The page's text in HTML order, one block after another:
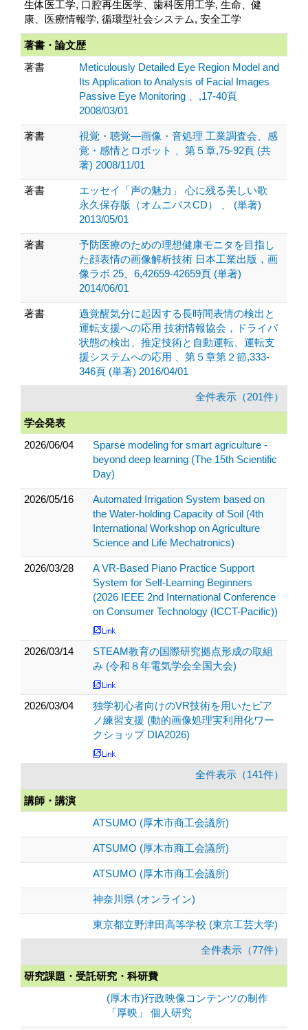
生体医工学, 口腔再生医学、歯科医用工学, 生命、健
康、医療情報学, 循環型社会システム, 安全工学
著書・論文歴
著書
Meticulously Detailed Eye Region Model and
Its Application to Analysis of Facial Images
Passive Eye Monitoring 、,17-40頁
2008/03/01
著書
視覚・聴覚—画像・音処理 工業調査会、感
覚・感情とロボット 、第５章,75-92頁 (共
著) 2008/11/01
著書
エッセイ「声の魅力」 心に残る美しい歌
永久保存版（オムニバスCD） 、 (単著)
2013/05/01
著書
予防医療のための理想健康モニタを目指し
た顔表情の画像解析技術 日本工業出版，画
像ラボ 25、6,42659-42659頁 (単著)
2014/06/01
著書
過覚醒気分に起因する長時間表情の検出と
運転支援への応用 技術情報協会，ドライバ
状態の検出、推定技術と自動運転、運転支
援システムへの応用 、第５章第２節,333-
346頁 (単著) 2016/04/01
全件表示（201件）
学会発表
2026/06/04
Sparse modeling for smart agriculture -
beyond deep learning (The 15th Scientific
Day)
2026/05/16
Automated Irrigation System based on
the Water-holding Capacity of Soil (4th
International Workshop on Agriculture
Science and Life Mechatronics)
2026/03/28
A VR-Based Piano Practice Support
System for Self-Learning Beginners
(2026 IEEE 2nd International Conference
on Consumer Technology (ICCT-Pacific))
2026/03/14
STEAM教育の国際研究拠点形成の取組
み (令和８年電気学会全国大会)
2026/03/04
独学初心者向けのVR技術を用いたピア
ノ練習支援 (動的画像処理実利用化ワー
クショップ DIA2026)
全件表示（141件）
講師・講演
ATSUMO (厚木市商工会議所)
ATSUMO (厚木市商工会議所)
ATSUMO (厚木市商工会議所)
神奈川県 (オンライン)
東京都立野津田高等学校 (東京工芸大学)
全件表示（77件）
研究課題・受託研究・科研費
(厚木市)行政映像コンテンツの制作
「厚映」 個人研究